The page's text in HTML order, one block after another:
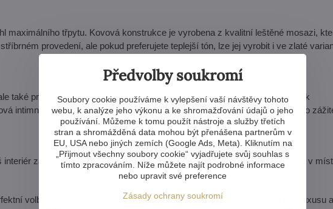
maximálního třpytu. Kovová konstrukce je vyrobena z kvalitní leštěné mosazi,
provedení, ale pokud preferujete teplejší tón, lze jej vyrobit i ve zlaté
také praktickým zdrojem světla. Díky svému designu a rozmístění žárovek
intimní atmosféru. Světlo, které tento lustr vyzařuje, není jen funkční – je to
interiér zanechal nezapomenutelný dojem? Toto svítidlo promění váš prostor v
volbou pro reprezentativní prostory, kde je důležité vytvořit atmosféru luxusu a
Předvolby soukromí
Soubory cookie používáme k vylepšení vaší návštěvy tohoto
webu, k analýze jeho výkonu a ke shromažďování údajů o jeho
používání. Můžeme k tomu použít nástroje a služby třetích
stran a shromážděná data mohou být přenášena partnerům v
EU, USA nebo jiných zemích (Google Ads, Meta). Kliknutím na
„Přijmout všechny soubory cookie“ vyjadřujete svůj souhlas s
tímto zpracováním. Níže můžete najít podrobné informace
nebo upravit své preference
Zásady ochrany soukromí